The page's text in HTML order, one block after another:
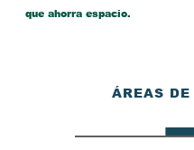
que ahorra espacio.
ÁREAS